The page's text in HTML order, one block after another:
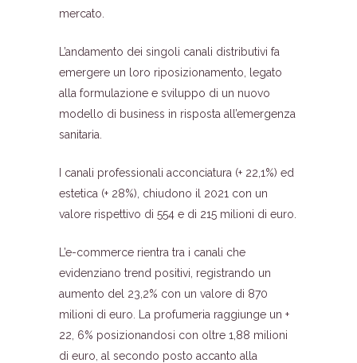
mercato.
L’andamento dei singoli canali distributivi fa
emergere un loro riposizionamento, legato
alla formulazione e sviluppo di un nuovo
modello di business in risposta all’emergenza
sanitaria.
I canali professionali acconciatura (+ 22,1%) ed
estetica (+ 28%), chiudono il 2021 con un
valore rispettivo di 554 e di 215 milioni di euro.
L’e-commerce rientra tra i canali che
evidenziano trend positivi, registrando un
aumento del 23,2% con un valore di 870
milioni di euro. La profumeria raggiunge un +
22, 6% posizionandosi con oltre 1,88 milioni
di euro, al secondo posto accanto alla